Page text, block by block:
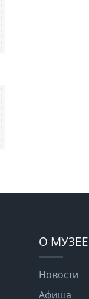
О МУЗЕЕ
Новости
Афиша